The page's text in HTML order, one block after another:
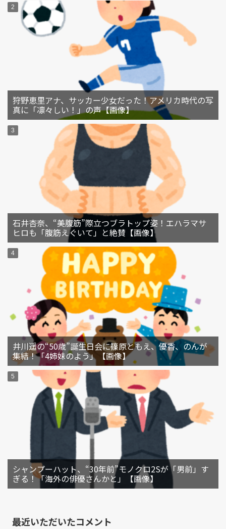
狩野恵里アナ、サッカー少女だった！アメリカ時代の写
真に「凛々しい！」の声【画像】
石井杏奈、“美腹筋”際立つブラトップ姿！エハラマサ
ヒロも「腹筋えぐいて」と絶賛【画像】
井川遥の“50歳”誕生日会に篠原ともえ、優香、のんが
集結！「4姉妹のよう」【画像】
シャンプーハット、“30年前”モノクロ2Sが「男前」す
ぎる！「海外の俳優さんかと」【画像】
最近いただいたコメント